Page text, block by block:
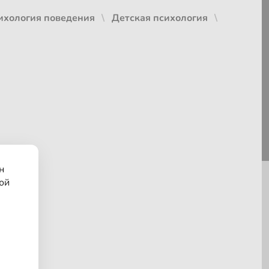
поведения
Детская психология